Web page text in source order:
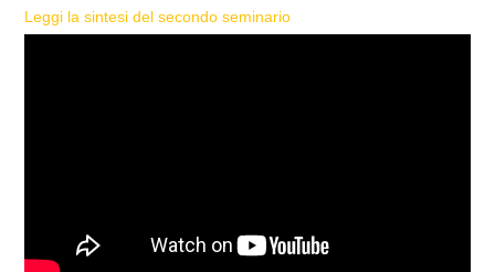
Leggi la sintesi del secondo seminario